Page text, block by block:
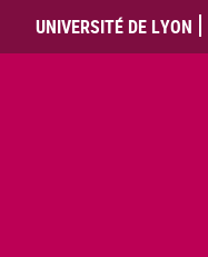
UNIVERSITÉ DE LYON